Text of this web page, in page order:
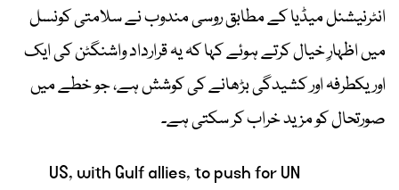
انٹرنیشنل میڈیا کے مطابق روسی مندوب نے سلامتی کونسل
میں اظہارِ خیال کرتے ہوئے کہا کہ یہ قرارداد واشنگٹن کی ایک
اور یکطرفہ اور کشیدگی بڑھانے کی کوشش ہے، جو خطے میں
صورتحال کو مزید خراب کر سکتی ہے۔
US, with Gulf allies, to push for UN